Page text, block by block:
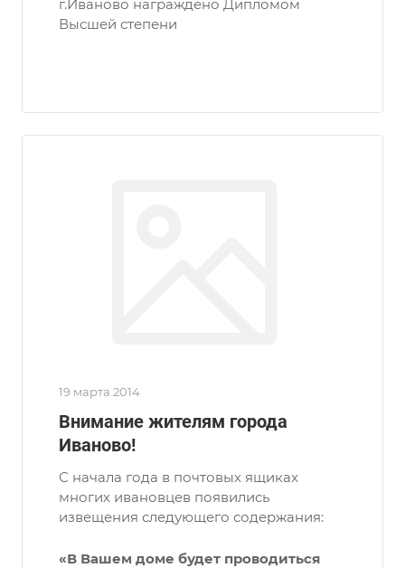
г.Иваново награждено Дипломом
Высшей степени
19 марта 2014
Внимание жителям города
Иваново!
С начала года в почтовых ящиках
многих ивановцев появились
извещения следующего содержания:
«В Вашем доме будет проводиться